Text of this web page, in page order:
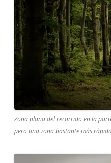
Zona plana del recorrido en la
pero una zona bastante más